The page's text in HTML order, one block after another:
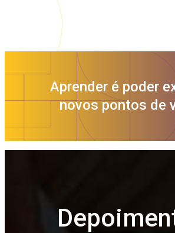
Aprender é poder
novos pontos de